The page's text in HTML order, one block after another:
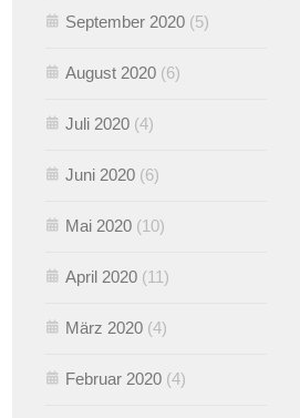
September 2020 (5)
August 2020 (6)
Juli 2020 (4)
Juni 2020 (6)
Mai 2020 (10)
April 2020 (11)
März 2020 (4)
Februar 2020 (4)